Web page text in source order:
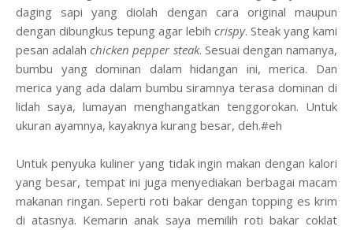
daging sapi yang diolah dengan cara original maupun
dengan dibungkus tepung agar lebih crispy. Steak yang kami
pesanadalahchicken pepper steak. Sesuai dengan namanya,
bumbu yang dominan dalam hidangan ini, merica. Dan
merica yang ada dalam bumbu siramnya terasa dominan di
lidah saya, lumayan menghangatkan tenggorokan. Untuk
ukuran ayamnya, kayaknya kurang besar, deh.#eh
Untuk penyuka kuliner yang tidak ingin makan dengan kalori
yang besar, tempat ini juga menyediakan berbagai macam
makanan ringan. Seperti roti bakar dengan topping es krim
di atasnya. Kemarin anak saya memilih roti bakar coklat